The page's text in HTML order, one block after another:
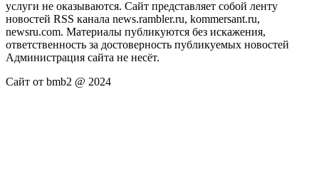
услуги не оказываются. Сайт представляет собой ленту
новостей RSS канала news.rambler.ru, kommersant.ru,
newsru.com. Материалы публикуются без искажения,
ответственность за достоверность публикуемых новостей
Администрация сайта не несёт.
Сайт от bmb2 @ 2024